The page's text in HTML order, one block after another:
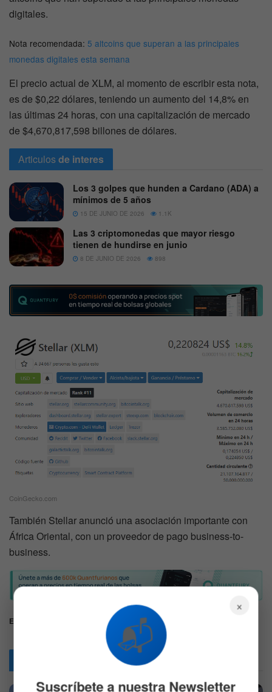
digitales.
Nota recomendada: 5 altcoins que superan a las principales
monedas digitales esta semana
El precio actual de XLM, al momento de escribir esta nota,
es de $0,22 dólares, teniendo un aumento del 14,8% en
las últimas 24 horas, con una capitalización de mercado
de $4,670,817,598 billones de dólares.
Articulosde interes
Los 3 golpes que hunden a Cardano (ADA) a
mínimos de 5 años
15 DE JUNIO DE 2026 1.1K
Las 3 criptomonedas que mayor riesgo
tienen de hundirse en junio
8 DE JUNIO DE 2026 898
CoinGecko.com
También Stellar anunció una asociación importante con
África Oriental, con un proveedor de pago business-to-
business.
Etiquetas: Protocolo 15 Stellar Lumens
Relacionados
×
📬
Suscríbete a nuestra Newsletter